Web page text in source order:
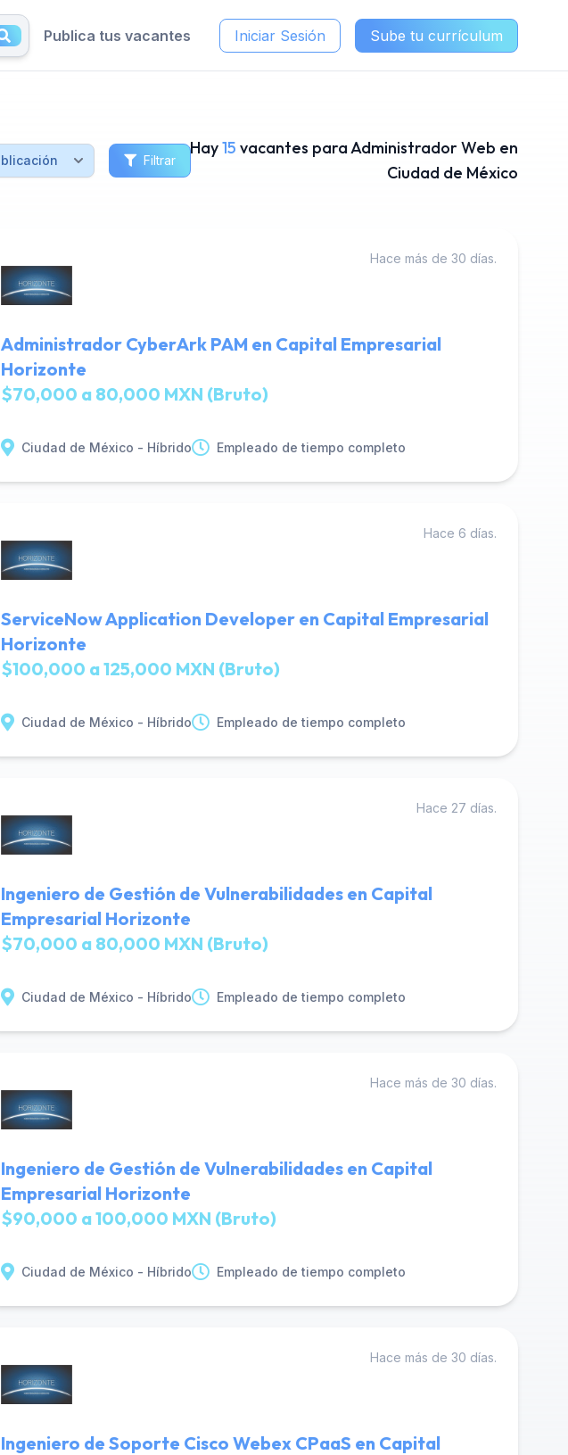
Publica tus vacantes Iniciar Sesión Sube tu currículum
Filtrar
Hay15 vacantes para Administrador Web en
Ciudad de México
Hace más de 30 días.
Administrador CyberArk PAM en Capital Empresarial
Horizonte
$70,000 a 80,000 MXN (Bruto)
Ciudad de México - Híbrido Empleado de tiempo completo
Hace 6 días.
ServiceNow Application Developer en Capital Empresarial
Horizonte
$100,000 a 125,000 MXN (Bruto)
Ciudad de México - Híbrido Empleado de tiempo completo
Hace 27 días.
Ingeniero de Gestión de Vulnerabilidades en Capital
Empresarial Horizonte
$70,000 a 80,000 MXN (Bruto)
Ciudad de México - Híbrido Empleado de tiempo completo
Hace más de 30 días.
Ingeniero de Gestión de Vulnerabilidades en Capital
Empresarial Horizonte
$90,000 a 100,000 MXN (Bruto)
Ciudad de México - Híbrido Empleado de tiempo completo
Hace más de 30 días.
Ingeniero de Soporte Cisco Webex CPaaS en Capital